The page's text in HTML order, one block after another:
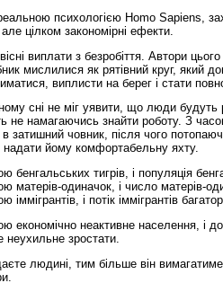
психологією Homo Sapiens,
цілком закономірні ефекти.
виплати з безробіття. Автори
мислилися як рятівний круг, який
виплисти на берег і стати
сні не міг уявити, що люди будуть
не намагаючись знайти роботу. З
в затишний човник, після чого
йому комфортабельну яхту.
бенгальських тигрів, і популяція
матерів-одиначок, і число матерів-
іммігрантів, і потік іммі­грантів
економічно неактивне населення, і
зростати.
людині, тим більше він